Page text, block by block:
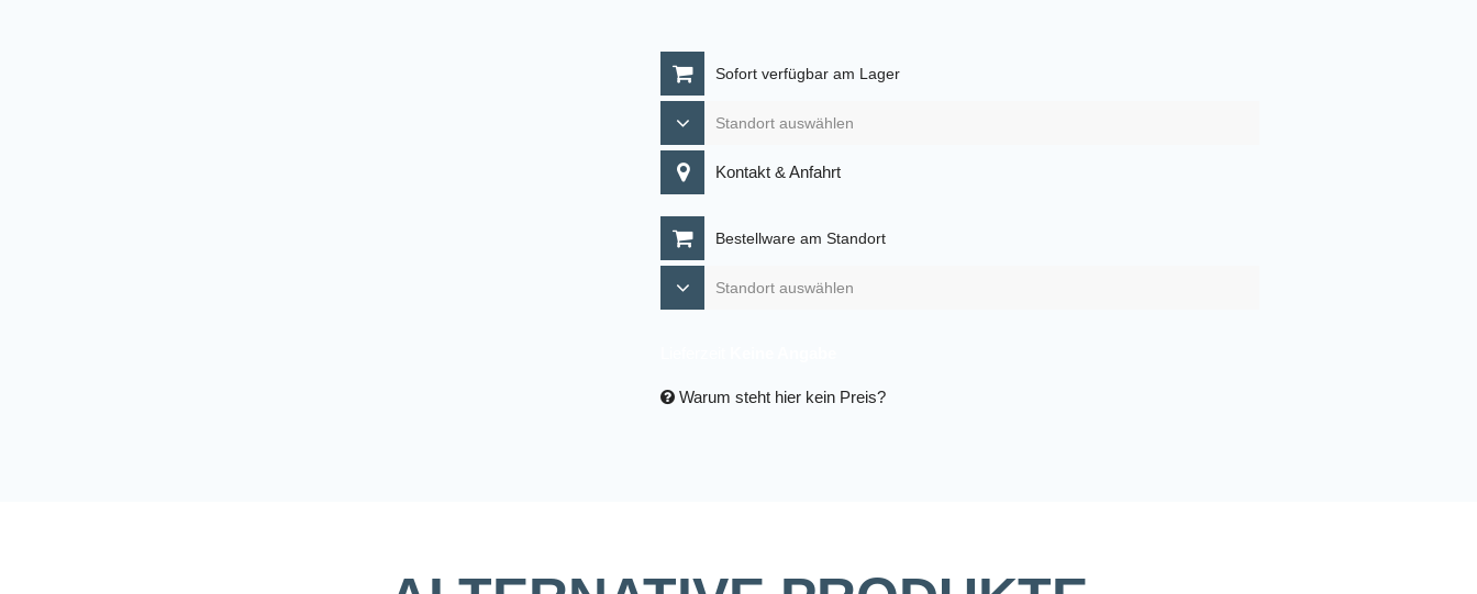
Sofort verfügbar am Lager
Kontakt & Anfahrt
Bestellware am Standort
Warum steht hier kein Preis?